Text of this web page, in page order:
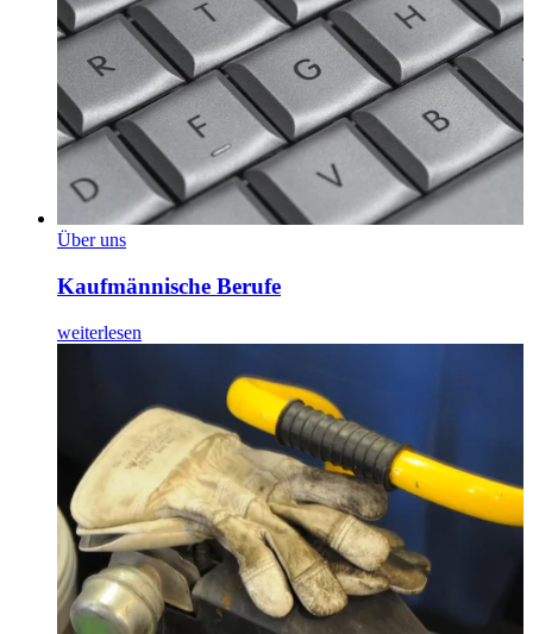
Über uns
Kaufmännische Berufe
weiterlesen